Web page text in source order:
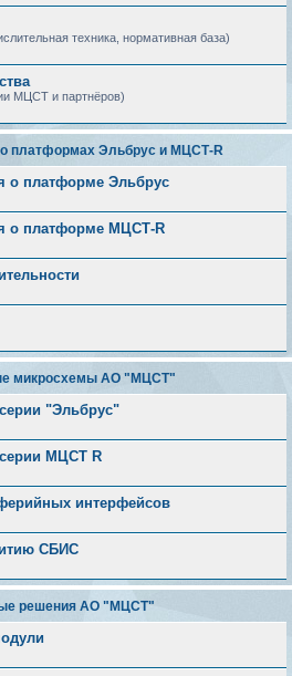
техника, нормативная база)
МЦСТ и партнёров)
платформах Эльбрус и МЦСТ-R
платформе Эльбрус
о платформе МЦСТ-R
микросхемы АО "МЦСТ"
"Эльбрус"
МЦСТ R
интерфейсов
СБИС
решения АО "МЦСТ"